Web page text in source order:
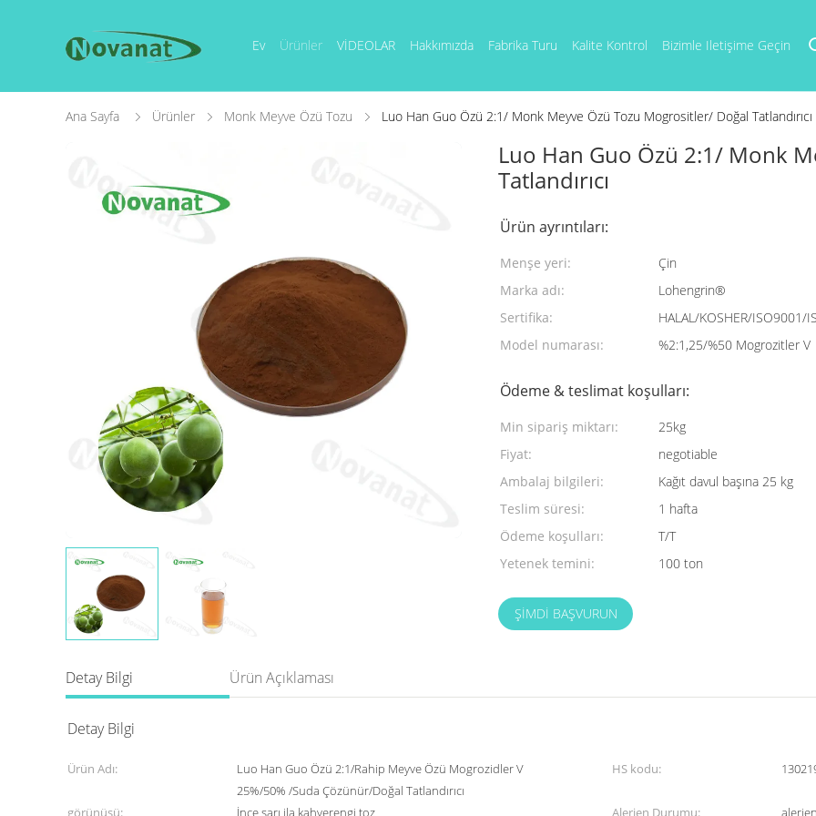
Ev Ürünler VİDEOLAR Hakkımızda Fabrika Turu Kalite Kontrol Bizimle Iletişime Geçin
Ana Sayfa Ürünler Monk Meyve Özü Tozu Luo Han Guo Özü 2:1/ Monk Meyve Özü Tozu Mogrositler/ Doğal Tatlandırıcı
Luo Han Guo Özü 2:1/ Monk
Tatlandırıcı
Ürün ayrıntıları:
Menşe yeri:
Çin
Marka adı:
Lohengrin®
Sertifika:
HALAL/KOSHER/ISO9001/
Model numarası:
%2:1,25/%50 Mogrozitler V
Ödeme & teslimat koşulları:
Min sipariş miktarı:
25kg
Fiyat:
negotiable
Ambalaj bilgileri:
Kağıt davul başına 25 kg
Teslim süresi:
1 hafta
Ödeme koşulları:
T/T
Yetenek temini:
100 ton
ŞIMDI BAŞVURUN
Detay Bilgi Ürün Açıklaması
Detay Bilgi
Ürün Adı:
Luo Han Guo Özü 2:1/Rahip Meyve Özü Mogrozidler V
25%/50% /Suda Çözünür/Doğal Tatlandırıcı
HS kodu:
görünüşü: İnce sarı ila kahverengi toz Alerjen Durumu: